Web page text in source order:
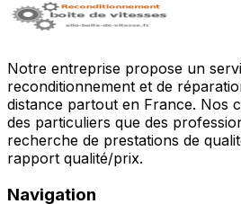
Notre entreprise propose un
reconditionnement et de
distance partout en France. Nos
des particuliers que des
recherche de prestations de
rapport qualité/prix.
Navigation